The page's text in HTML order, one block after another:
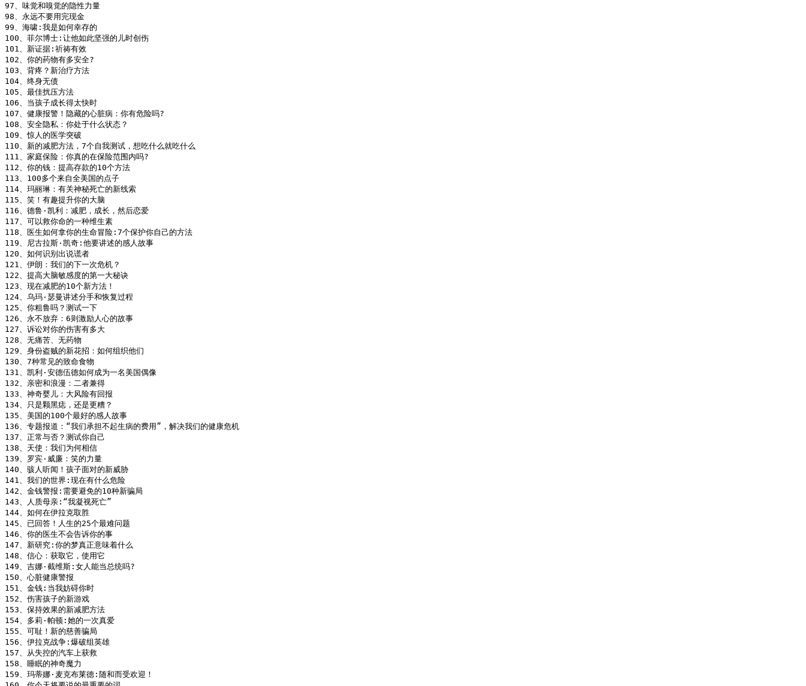
97、味觉和嗅觉的隐性力量
98、永远不要用完现金
99、海啸:我是如何幸存的
100、菲尔博士:让他如此坚强的儿时创伤
101、新证据:祈祷有效
102、你的药物有多安全?
103、背疼？新治疗方法
104、终身无债
105、最佳扰压方法
106、当孩子成长得太快时
107、健康报警！隐藏的心脏病：你有危险吗?
108、安全隐私：你处于什么状态？
109、惊人的医学突破
110、新的减肥方法，7个自我测试，想吃什么就吃什么
111、家庭保险：你真的在保险范围内吗?
112、你的钱：提高存款的10个方法
113、100多个来自全美国的点子
114、玛丽琳：有关神秘死亡的新线索
115、笑！有趣提升你的大脑
116、德鲁·凯利：减肥，成长，然后恋爱
117、可以救你命的一种维生素
118、医生如何拿你的生命冒险:7个保护你自己的方法
119、尼古拉斯·凯奇:他要讲述的感人故事
120、如何识别出说谎者
121、伊朗：我们的下一次危机？
122、提高大脑敏感度的第一大秘诀
123、现在减肥的10个新方法！
124、乌玛·瑟曼讲述分手和恢复过程
125、你粗鲁吗？测试一下
126、永不放弃：6则激励人心的故事
127、诉讼对你的伤害有多大
128、无痛苦、无药物
129、身份盗贼的新花招：如何组织他们
130、7种常见的致命食物
131、凯利·安德伍德如何成为一名美国偶像
132、亲密和浪漫：二者兼得
133、神奇婴儿：大风险有回报
134、只是颗黑痣，还是更糟？
135、美国的100个最好的感人故事
136、专题报道：“我们承担不起生病的费用”，解决我们的健康危机
137、正常与否？测试你自己
138、天使：我们为何相信
139、罗宾·威廉：笑的力量
140、骇人听闻！孩子面对的新威胁
141、我们的世界:现在有什么危险
142、金钱警报:需要避免的10种新骗局
143、人质母亲:“我凝视死亡”
144、如何在伊拉克取胜
145、已回答！人生的25个最难问题
146、你的医生不会告诉你的事
147、新研究:你的梦真正意味着什么
148、信心：获取它，使用它
149、吉娜·截维斯:女人能当总统吗?
150、心脏健康警报
151、金钱:当我妨碍你时
152、伤害孩子的新游戏
153、保持效果的新减肥方法
154、多莉·帕顿:她的一次真爱
155、可耻！新的慈善骗局
156、伊拉克战争:爆破组英雄
157、从失控的汽车上获救
158、睡眠的神奇魔力
159、玛蒂娜·麦克布莱德:随和而受欢迎！